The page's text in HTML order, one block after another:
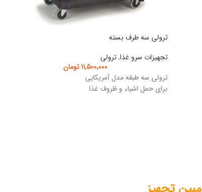
ترولی سه طرف بسته
تجهیزات سرو غذا,ترولی
۱۱,۵۰۰,۰۰۰ تومان
ترولی سه طبقه مدل آمریکایی
برای حمل اشیاء و ظروف غذا